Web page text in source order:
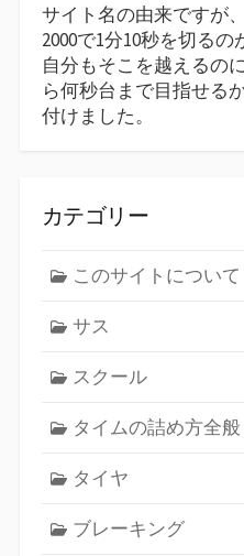
サイト名の由来ですが
2000で1分10秒を切るの
自分もそこを越えるの
ら何秒台まで目指せ
付けました。
カテゴリー
このサイトについて
サス
スクール
タイムの詰め方全般
タイヤ
ブレーキング